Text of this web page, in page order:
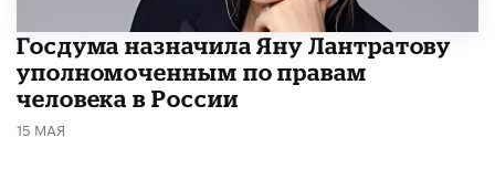
Госдума назначила Яну Лантратову
уполномоченным по правам
человека в России
15 МАЯ